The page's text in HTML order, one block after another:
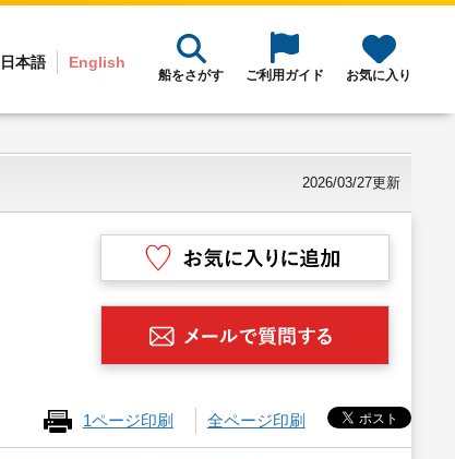
日本語 English
船をさがす ご利用ガイド お気に入り
2026/03/27更新
1ページ印刷 全ページ印刷